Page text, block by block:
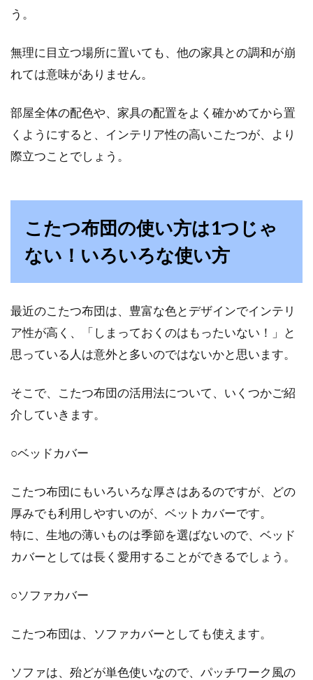
う。
無理に目立つ場所に置いても、他の家具との調和が崩
れては意味がありません。
部屋全体の配色や、家具の配置をよく確かめてから置
くようにすると、インテリア性の高いこたつが、より
際立つことでしょう。
こたつ布団の使い方は1つじゃ
ない！いろいろな使い方
最近のこたつ布団は、豊富な色とデザインでインテリ
ア性が高く、「しまっておくのはもったいない！」と
思っている人は意外と多いのではないかと思います。
そこで、こたつ布団の活用法について、いくつかご紹
介していきます。
○ベッドカバー
こたつ布団にもいろいろな厚さはあるのですが、どの
厚みでも利用しやすいのが、ベットカバーです。
特に、生地の薄いものは季節を選ばないので、ベッド
カバーとしては長く愛用することができるでしょう。
○ソファカバー
こたつ布団は、ソファカバーとしても使えます。
ソファは、殆どが単色使いなので、パッチワーク風の